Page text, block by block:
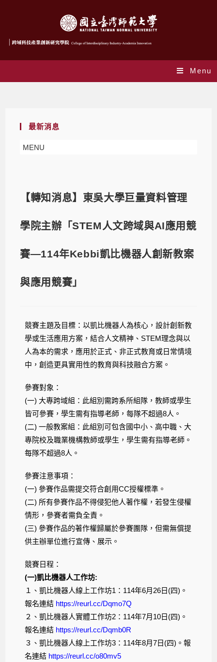
Menu
最新消息
MENU
【轉知消息】東吳大學巨量資料管理
學院主辦「STEM人文跨域與AI應用競
賽—114年Kebbi凱比機器人創新教案
與應用競賽」
競賽主題及目標：以凱比機器人為核心，設計創新教
學或生活應用方案，結合人文精神、STEM理念與以
人為本的需求，應用於正式、非正式教育或日常情境
中，創造更具實用性的教育與科技融合方案。
參賽對象：
(一) 大專跨域組：此組別需跨系所組隊，教師或學生
皆可參賽，學生需有指導老師，每隊不超過8人。
(二) 一般教案組：此組別可包含國中小、高中職、大
專院校及職業機構教師或學生，學生需有指導老師。
每隊不超過8人。
參賽注意事項：
(一) 參賽作品需提交符合創用CC授權標準。
(二) 所有參賽作品不得侵犯他人著作權，若發生侵權
情形，參賽者需負全責。
(三) 參賽作品的著作權歸屬於參賽團隊，但需無償提
供主辦單位進行宣傳、展示。
競賽日程：
(一)凱比機器人工作坊:
１、凱比機器人線上工作坊1：114年6月26日(四)。
報名連結 https://reurl.cc/Dqmo7Q
２、凱比機器人實體工作坊2：114年7月10日(四)。
報名連結 https://reurl.cc/Dqmb0R
３、凱比機器人線上工作坊3：114年8月7日(四)。報
名連結 https://reurl.cc/o80mv5